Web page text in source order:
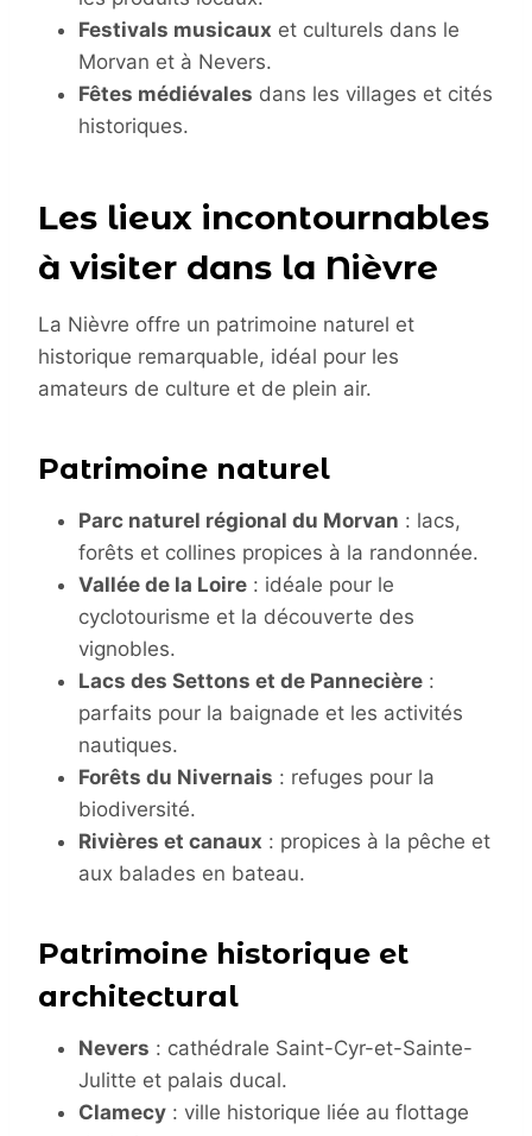
Festivals musicaux et culturels dans le
Morvan et à Nevers.
Fêtes médiévales dans les villages et cités
historiques.
Les lieux incontournables
à visiter dans la Nièvre
La Nièvre offre un patrimoine naturel et
historique remarquable, idéal pour les
amateurs de culture et de plein air.
Patrimoine naturel
Parc naturel régional du Morvan : lacs,
forêts et collines propices à la randonnée.
Vallée de la Loire : idéale pour le
cyclotourisme et la découverte des
vignobles.
Lacs des Settons et de Pannecière :
parfaits pour la baignade et les activités
nautiques.
Forêts du Nivernais : refuges pour la
biodiversité.
Rivières et canaux : propices à la pêche et
aux balades en bateau.
Patrimoine historique et
architectural
Nevers : cathédrale Saint-Cyr-et-Sainte-
Julitte et palais ducal.
Clamecy : ville historique liée au flottage